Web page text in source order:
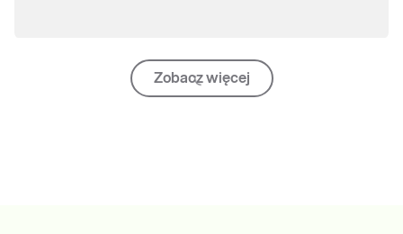
Zobacz więcej